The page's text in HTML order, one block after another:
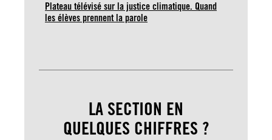
Plateau télévisé sur la justice climatique. Quand
les élèves prennent la parole
LA SECTION EN
QUELQUES CHIFFRES ?